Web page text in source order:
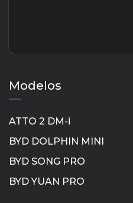
Modelos
ATTO 2 DM-i
BYD DOLPHIN MINI
BYD SONG PRO
BYD YUAN PRO